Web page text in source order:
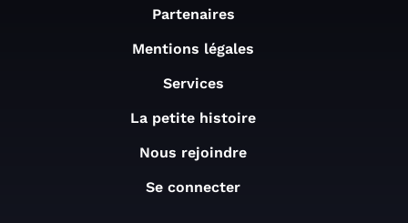
Partenaires
Mentions légales
Services
La petite histoire
Nous rejoindre
Se connecter